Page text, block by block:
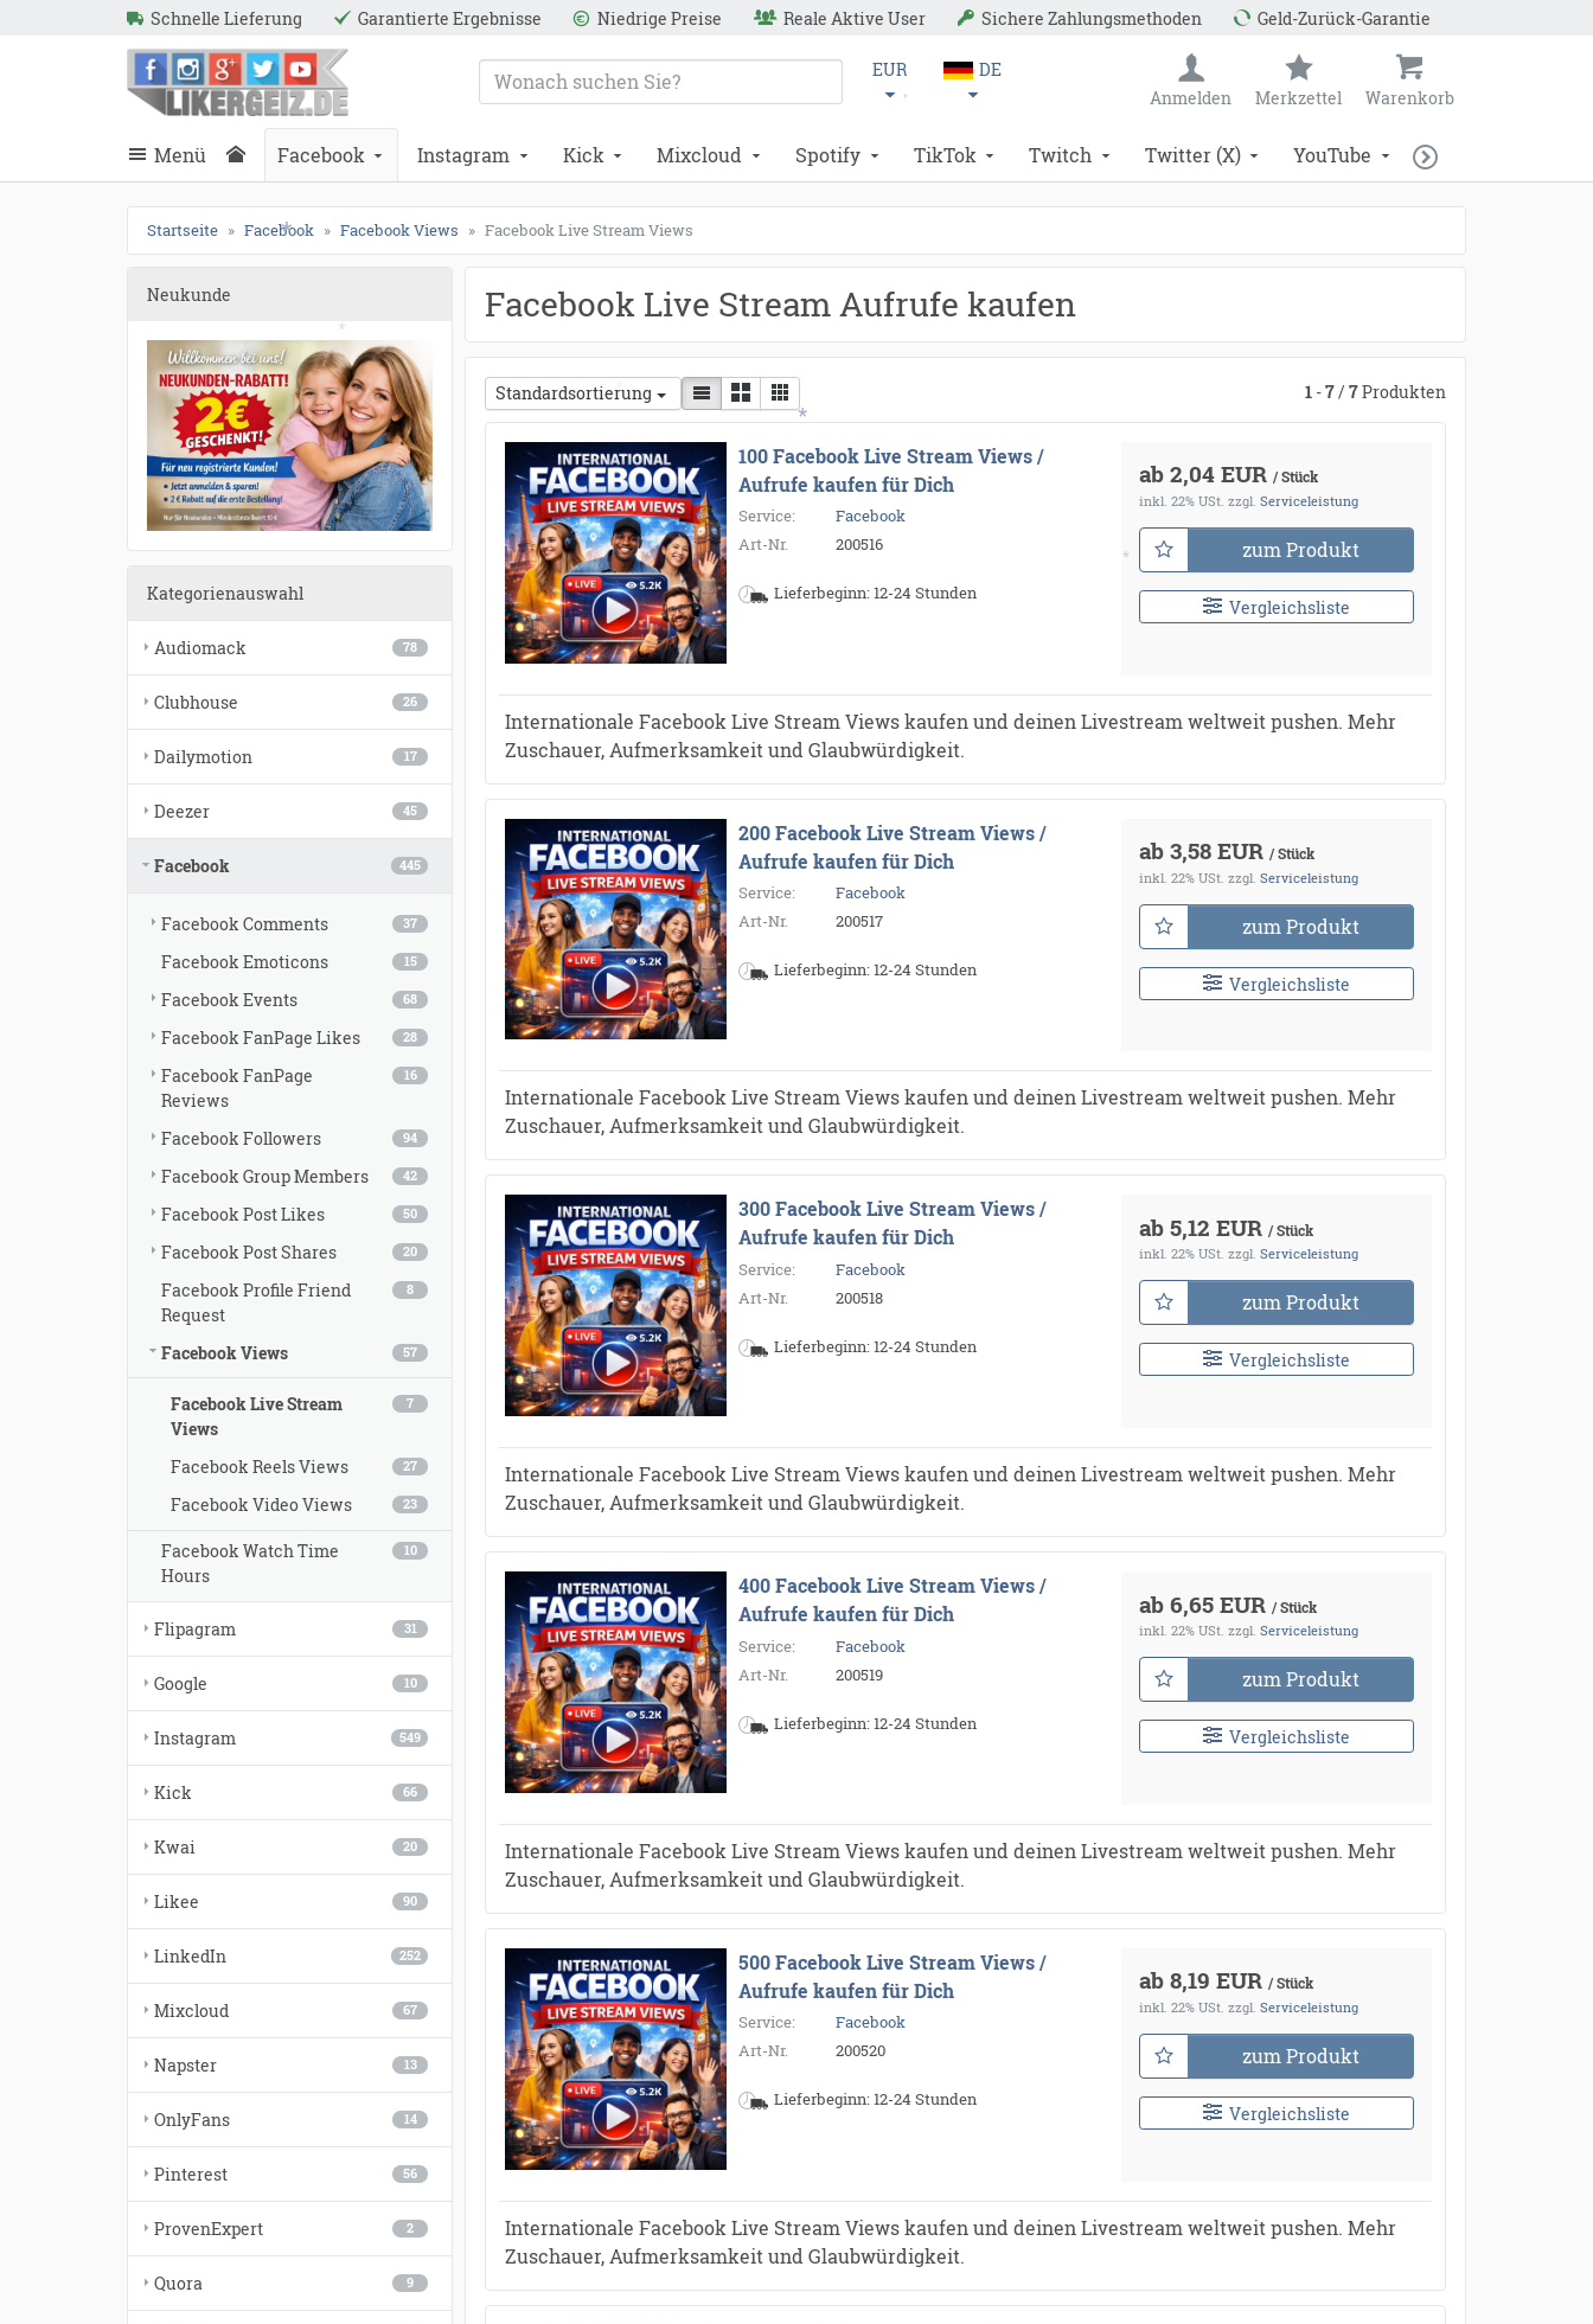
Schnelle Lieferung Garantierte Ergebnisse Niedrige Preise Reale Aktive User Sichere Zahlungsmethoden
Geld-Zurück-Garantie
schließen
Suche
EUR
DE
Anmelden
Merkzettel Warenkorb
Menü Facebook Instagram Kick Mixcloud Spotify TikTok Twitch Twitter (X) YouTube
Startseite Facebook Facebook Views Facebook Live Stream Views
Facebook Live Stream Aufrufe kaufen
1-7/ 7Produkten
Standardsortierung
100 Facebook Live Stream Views /
Aufrufe kaufen für Dich
Service:
Facebook
Art-Nr.
200516
Lieferbeginn: 12-24 Stunden
ab 2,04 EUR / Stück
inkl. 22% USt. zzgl. Serviceleistung
zum Produkt
Vergleichsliste
Internationale Facebook Live Stream Views kaufen und deinen Livestream weltweit pushen. Mehr
Zuschauer, Aufmerksamkeit und Glaubwürdigkeit.
200 Facebook Live Stream Views /
Aufrufe kaufen für Dich
Service:
Facebook
Art-Nr.
200517
Lieferbeginn: 12-24 Stunden
ab 3,58 EUR / Stück
inkl. 22% USt. zzgl. Serviceleistung
zum Produkt
Vergleichsliste
Internationale Facebook Live Stream Views kaufen und deinen Livestream weltweit pushen. Mehr
Zuschauer, Aufmerksamkeit und Glaubwürdigkeit.
300 Facebook Live Stream Views /
Aufrufe kaufen für Dich
Service:
Facebook
Art-Nr.
200518
Lieferbeginn: 12-24 Stunden
ab 5,12 EUR / Stück
inkl. 22% USt. zzgl. Serviceleistung
zum Produkt
Vergleichsliste
Internationale Facebook Live Stream Views kaufen und deinen Livestream weltweit pushen. Mehr
Zuschauer, Aufmerksamkeit und Glaubwürdigkeit.
400 Facebook Live Stream Views /
Aufrufe kaufen für Dich
Service:
Facebook
Art-Nr.
200519
Lieferbeginn: 12-24 Stunden
ab 6,65 EUR / Stück
inkl. 22% USt. zzgl. Serviceleistung
zum Produkt
Vergleichsliste
Internationale Facebook Live Stream Views kaufen und deinen Livestream weltweit pushen. Mehr
Zuschauer, Aufmerksamkeit und Glaubwürdigkeit.
500 Facebook Live Stream Views /
Aufrufe kaufen für Dich
Service:
Facebook
Art-Nr.
200520
Lieferbeginn: 12-24 Stunden
ab 8,19 EUR / Stück
inkl. 22% USt. zzgl. Serviceleistung
zum Produkt
Vergleichsliste
Internationale Facebook Live Stream Views kaufen und deinen Livestream weltweit pushen. Mehr
Zuschauer, Aufmerksamkeit und Glaubwürdigkeit.
Neukunde
Kategorienauswahl
78
Audiomack
26
Clubhouse
17
Dailymotion
45
Deezer
445
Facebook
37
Facebook Comments
15
Facebook Emoticons
68
Facebook Events
28
Facebook FanPage Likes
16
Facebook FanPage
Reviews
94
Facebook Followers
42
Facebook Group Members
50
Facebook Post Likes
20
Facebook Post Shares
8
Facebook Profile Friend
Request
57
Facebook Views
7
Facebook Live Stream
Views
27
Facebook Reels Views
23
Facebook Video Views
10
Facebook Watch Time
Hours
31
Flipagram
10
Google
549
Instagram
66
Kick
20
Kwai
90
Likee
252
LinkedIn
67
Mixcloud
13
Napster
14
OnlyFans
56
Pinterest
2
ProvenExpert
9
Quora
*
*
*
*
*
*
●
●
●
●
●
●
●
●
●
●
●